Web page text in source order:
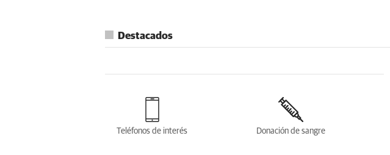
Destacados
Teléfonos de interés Donación de sangre